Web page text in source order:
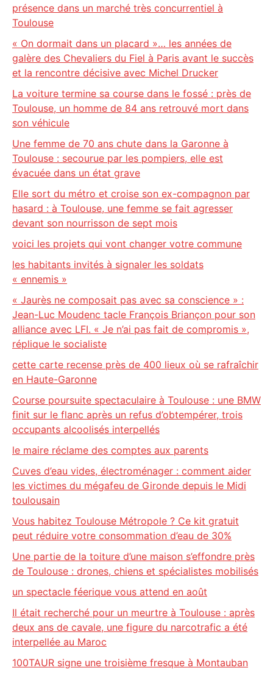
présence dans un marché très concurrentiel à
Toulouse
« On dormait dans un placard »… les années de
galère des Chevaliers du Fiel à Paris avant le succès
et la rencontre décisive avec Michel Drucker
La voiture termine sa course dans le fossé : près de
Toulouse, un homme de 84 ans retrouvé mort dans
son véhicule
Une femme de 70 ans chute dans la Garonne à
Toulouse : secourue par les pompiers, elle est
évacuée dans un état grave
Elle sort du métro et croise son ex-compagnon par
hasard : à Toulouse, une femme se fait agresser
devant son nourrisson de sept mois
voici les projets qui vont changer votre commune
les habitants invités à signaler les soldats
« ennemis »
« Jaurès ne composait pas avec sa conscience » :
Jean-Luc Moudenc tacle François Briançon pour son
alliance avec LFI. « Je n’ai pas fait de compromis »,
réplique le socialiste
cette carte recense près de 400 lieux où se rafraîchir
en Haute-Garonne
Course poursuite spectaculaire à Toulouse : une BMW
finit sur le flanc après un refus d’obtempérer, trois
occupants alcoolisés interpellés
le maire réclame des comptes aux parents
Cuves d’eau vides, électroménager : comment aider
les victimes du mégafeu de Gironde depuis le Midi
toulousain
Vous habitez Toulouse Métropole ? Ce kit gratuit
peut réduire votre consommation d’eau de 30%
Une partie de la toiture d’une maison s’effondre près
de Toulouse : drones, chiens et spécialistes mobilisés
un spectacle féerique vous attend en août
Il était recherché pour un meurtre à Toulouse : après
deux ans de cavale, une figure du narcotrafic a été
interpellée au Maroc
100TAUR signe une troisième fresque à Montauban